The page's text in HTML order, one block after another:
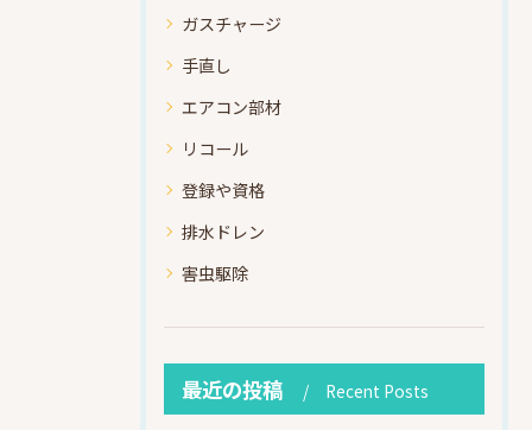
ガスチャージ
手直し
エアコン部材
リコール
登録や資格
排水ドレン
害虫駆除
最近の投稿 Recent Posts